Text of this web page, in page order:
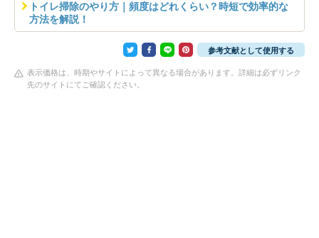
トイレ掃除のやり方｜頻度はどれくらい？時短で効率的な
方法を解説！
参考文献として使用する
表示価格は、時期やサイトによって異なる場合があります。詳細は必ずリンク
先のサイトにてご確認ください。